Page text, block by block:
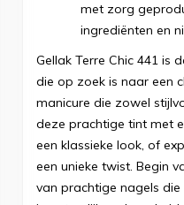
met zorg
ingrediënten en
Gellak Terre Chic 441 is
die op zoek is naar een
manicure die zowel
deze prachtige tint met
een klassieke look, of
een unieke twist. Begin
van prachtige nagels